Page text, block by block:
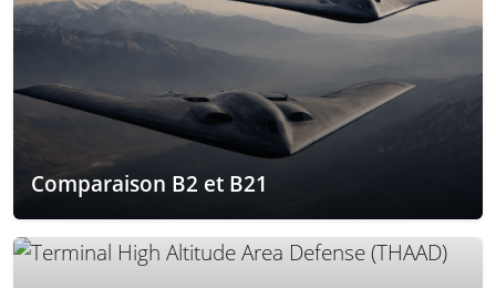
Comparaison B2 et B21